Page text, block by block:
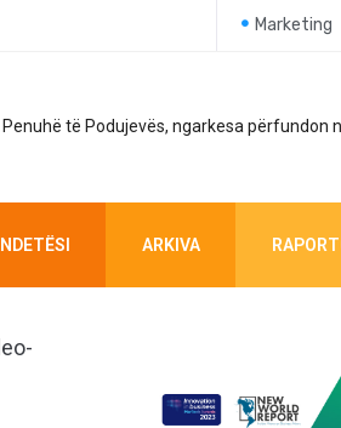
Marketing
të Podujevës, ngarkesa përfundon
ARKIVA